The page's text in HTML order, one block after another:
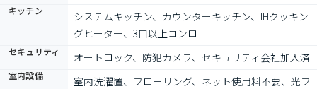
キッチン
システムキッチン、カウンターキッチン、IHクッキン
グヒーター、3口以上コンロ
セキュリティ オートロック、防犯カメラ、セキュリティ会社加入済
室内設備
室内洗濯置、フローリング、ネット使用料不要、光フ